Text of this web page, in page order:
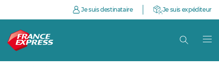
Je suis destinataire Je suis expéditeur